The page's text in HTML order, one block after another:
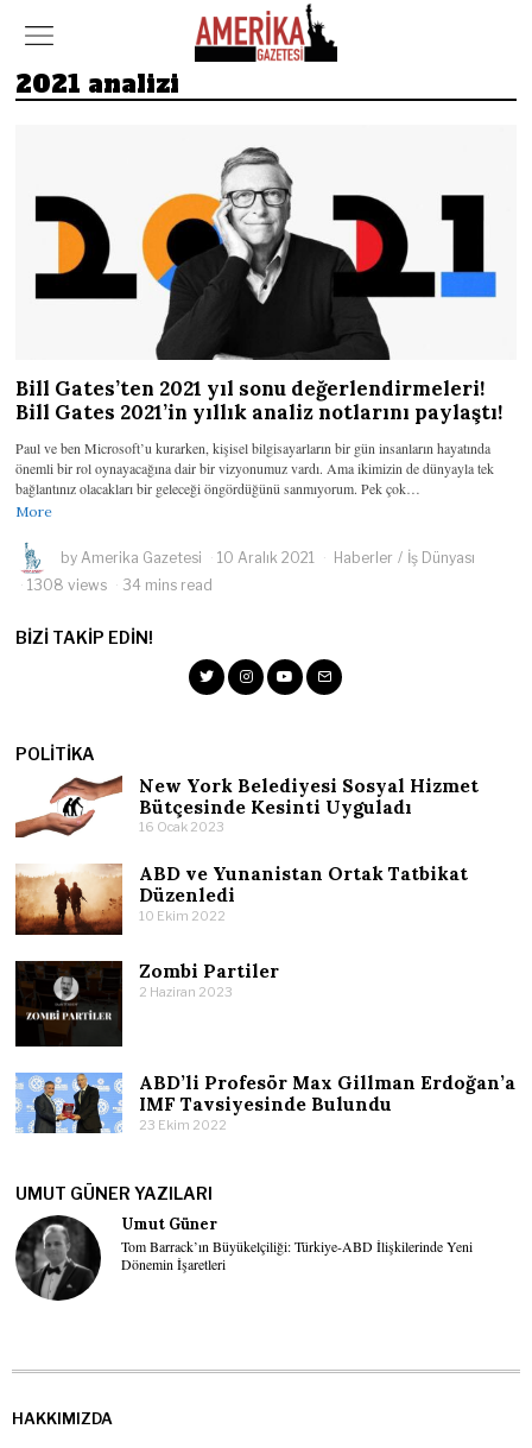
2021 analizi
Bill Gates’ten 2021 yıl sonu değerlendirmeleri!
Bill Gates 2021’in yıllık analiz notlarını paylaştı!
Paul ve ben Microsoft’u kurarken, kişisel bilgisayarların bir gün insanların hayatında
önemli bir rol oynayacağına dair bir vizyonumuz vardı. Ama ikimizin de dünyayla tek
bağlantınız olacakları bir geleceği öngördüğünü sanmıyorum. Pek çok…
More
by Amerika Gazetesi 10 Aralık 2021 Haberler / İş Dünyası
1308 views
34 mins read
BIZI TAKIP EDIN!
POLITIKA
New York Belediyesi Sosyal Hizmet
Bütçesinde Kesinti Uyguladı
16 Ocak 2023
ABD ve Yunanistan Ortak Tatbikat
Düzenledi
10 Ekim 2022
Zombi Partiler
2 Haziran 2023
ABD’li Profesör Max Gillman Erdoğan’a
IMF Tavsiyesinde Bulundu
23 Ekim 2022
UMUT GÜNER YAZILARI
Umut Güner
Tom Barrack’ın Büyükelçiliği: Türkiye-ABD İlişkilerinde Yeni
Dönemin İşaretleri
HAKKIMIZDA